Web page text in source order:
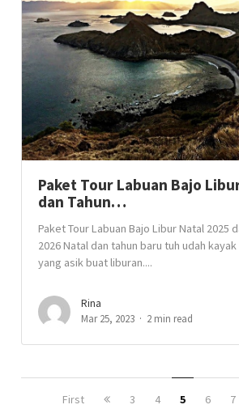
Paket Tour Labuan Bajo
dan Tahun…
Paket Tour Labuan Bajo Libur Natal 2025
2026 Natal dan tahun baru tuh udah
yang asik buat liburan....
Rina
Mar 25, 2023
2 min read
First 3 4 5 6 7